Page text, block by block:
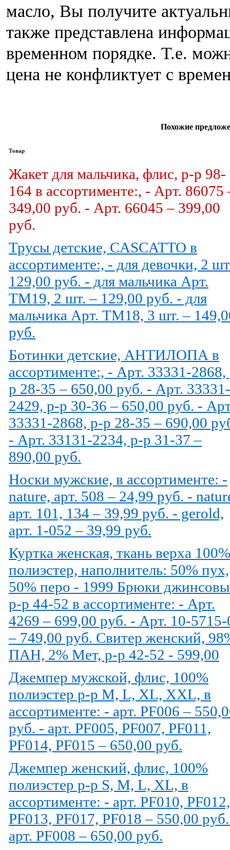
масло, Вы получите
также представлена
временном порядке. Т.е.
цена не конфликтует с
Похожие
Товар
Жакет для мальчика, флис, р-р 98-
164 в ассортименте:, - Арт. 86075
349,00 руб. - Арт. 66045 – 399,00
руб.
Трусы детские, CASCATTO в
ассортименте:, - для девочки, 2
129,00 руб. - для мальчика Арт.
TM19, 2 шт. – 129,00 руб. - для
мальчика Арт. TM18, 3 шт. –
руб.
Ботинки детские, АНТИЛОПА в
ассортименте:, - Арт. 33331-2868,
р 28-35 – 650,00 руб. - Арт. 33331-
2429, р-р 30-36 – 650,00 руб. -
33331-2868, р-р 28-35 – 690,00
- Арт. 33131-2234, р-р 31-37 –
890,00 руб.
Носки мужские, в ассортименте: -
nature, арт. 508 – 24,99 руб. -
арт. 101, 134 – 39,99 руб. - gerold,
арт. 1-052 – 39,99 руб.
Куртка женская, ткань верха 100%
полиэстер, наполнитель: 50% пух,
50% перо - 1999 Брюки
р-р 44-52 в ассортименте: - Арт.
4269 – 699,00 руб. - Арт. 10-
– 749,00 руб. Свитер женский,
ПАН, 2% Мет, р-р 42-52 - 599,00
Джемпер мужской, флис, 100%
полиэстер р-р M, L, XL, XXL, в
ассортименте: - арт. PF006 –
руб. - арт. PF005, PF007, PF011,
PF014, PF015 – 650,00 руб.
Джемпер женский, флис, 100%
полиэстер р-р S, M, L, XL, в
ассортименте: - арт. PF010, PF012,
PF013, PF017, PF018 – 550,00
арт. PF008 – 650,00 руб.